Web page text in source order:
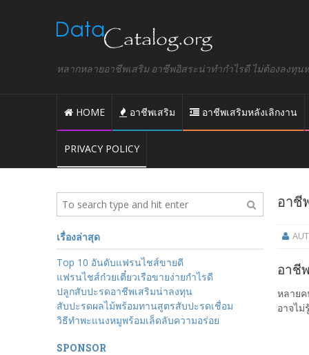
หลากหลายอาชีพเสริม อาชีพอิสระน่าทำกำไรดี ไม่ต้องลงทุ
HOME อาชีพเสริม อาชีพเสริมหลังเลิกงาน
PRIVACY POLICY
อาชี
อาชี
หลายค
อาจไ
เรื่องล่าสุด
Top 10 อันดับแฟรนไชส์ขายดี
แฟรนไชส์ก๋วยเตี๋ยวเรือขายง่ายกำไรดี
ปลูกสับปะรดอาชีพเสริมน่าลงทุน
สับปะรดผลไม้พร้อมทานสูตรสับปะรดเชื่อม
วิธีทำพะแนงหมูพร้อมเล็ดลับความอร่อย
SPONSOR